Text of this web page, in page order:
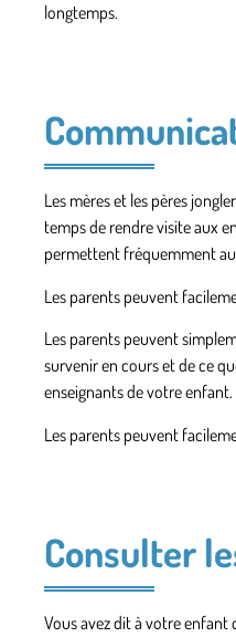
longtemps.
Les mères et les pères
temps de rendre visite aux
permettent fréquemment
Les parents peuvent
Les parents peuvent
survenir en cours et de ce
enseignants de votre enfant.
Les parents peuvent
Consulter
Vous avez dit à votre enfant